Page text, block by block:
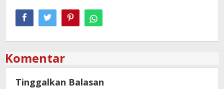
Komentar
Tinggalkan Balasan